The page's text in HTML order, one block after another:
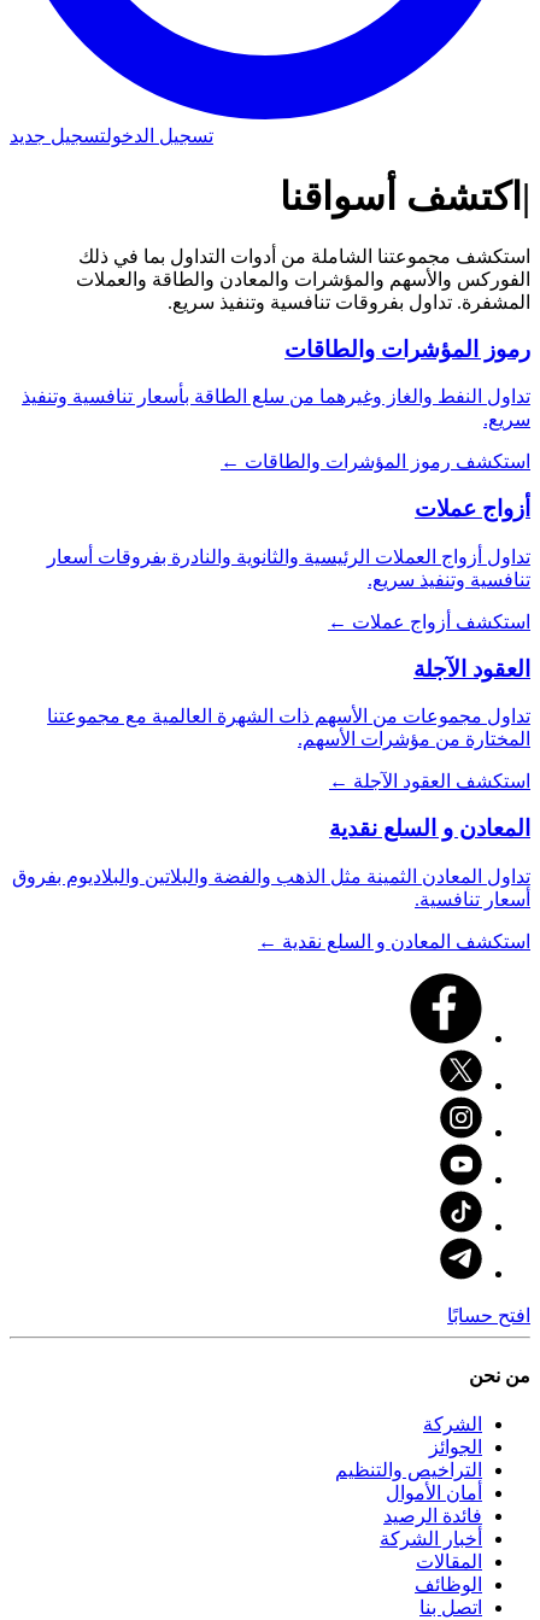
تسجيل الدخولتسجيل جديد
| اكتشف أسواقنا
استكشف مجموعتنا الشاملة من أدوات التداول بما في ذلك
الفوركس والأسهم والمؤشرات والمعادن والطاقة والعملات
المشفرة. تداول بفروقات تنافسية وتنفيذ سريع.
رموز المؤشرات والطاقات
تداول النفط والغاز وغيرهما من سلع الطاقة بأسعار تنافسية وتنفيذ
سريع.
استكشف رموز المؤشرات والطاقات ←
أزواج عملات
تداول أزواج العملات الرئيسية والثانوية والنادرة بفروقات أسعار
تنافسية وتنفيذ سريع.
استكشف أزواج عملات ←
العقود الآجلة
تداول مجموعات من الأسهم ذات الشهرة العالمية مع مجموعتنا
المختارة من مؤشرات الأسهم.
استكشف العقود الآجلة ←
المعادن و السلع نقدية
تداول المعادن الثمينة مثل الذهب والفضة والبلاتين والبلاديوم بفروق
أسعار تنافسية.
استكشف المعادن و السلع نقدية ←
افتح حسابًا
من نحن
الشركة
الجوائز
التراخيص والتنظيم
أمان الأموال
فائدة الرصيد
أخبار الشركة
المقالات
الوظائف
اتصل بنا